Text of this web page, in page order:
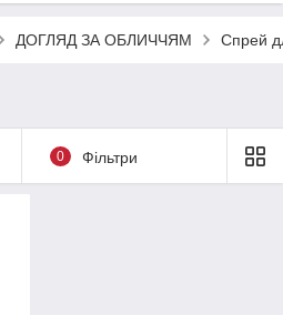
ДОГЛЯД ЗА ОБЛИЧЧЯМ Спрей
0 Фільтри